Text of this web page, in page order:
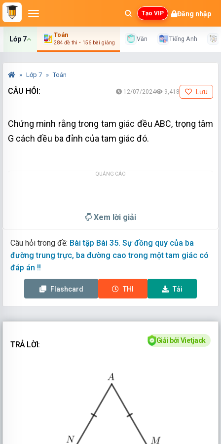
Tạo VIP Đăng nhập
Lớp 7 Toán
284 đề thi • 156 bài giảng
Văn Tiếng Anh
Lớp 7 Toán
CÂU HỎI: 12/07/2024 9,418 Lưu
Chứng minh rằng trong tam giác đều ABC, trọng tâm
G cách đều ba đỉnh của tam giác đó.
QUẢNG CÁO
Xem lời giải
Câu hỏi trong đề: Bài tập Bài 35. Sự đồng quy của ba
đường trung trực, ba đường cao trong một tam giác có
đáp án !!
Flashcard THI Tải
TRẢ LỜI: Giải bởi Vietjack